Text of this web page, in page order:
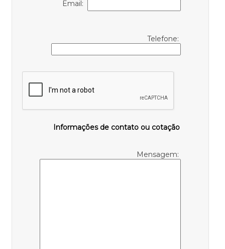
Email:
Telefone:
Informações de contato ou cotação
Mensagem: